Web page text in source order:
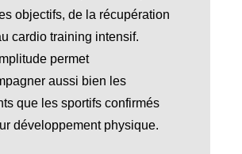
objectifs, de la récupération
cardio training intensif.
permet
aussi bien les
que les sportifs confirmés
développement physique.